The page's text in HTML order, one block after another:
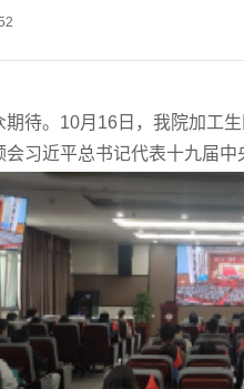
待。10月16日，我院加工
习近平总书记代表十九届中